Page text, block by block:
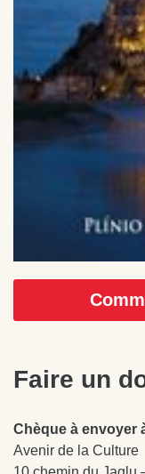
Faire un
Chèque à envoyer
Avenir de la Culture